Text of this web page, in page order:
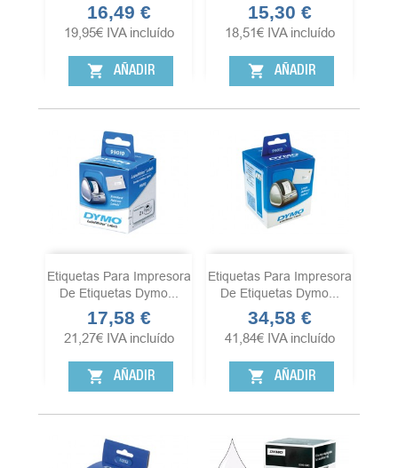
Precio
16,49 €
19,95€ IVA incluído
shopping_cart AÑADIR
Precio
15,30 €
18,51€ IVA incluído
shopping_cart AÑADIR
Etiquetas Para Impresora
De Etiquetas Dymo...
Precio
17,58 €
21,27€ IVA incluído
shopping_cart AÑADIR
Etiquetas Para Impresora
De Etiquetas Dymo...
Precio
34,58 €
41,84€ IVA incluído
shopping_cart AÑADIR